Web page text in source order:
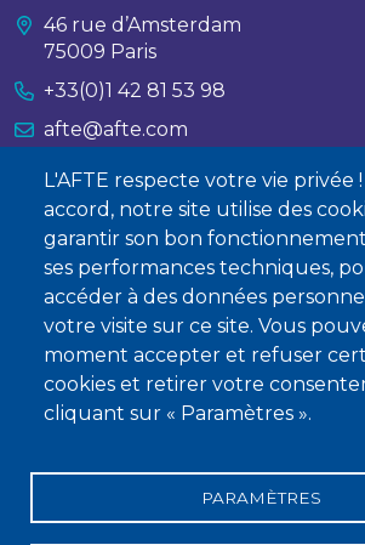
L'AFTE respecte votre vie privée
accord, notre site utilise des
garantir son bon
ses performances techniques,
accéder à des données
votre visite sur ce site. Vous
moment accepter et refuser
cookies et retirer votre
cliquant sur « Paramètres ».
PARAMÈTRES
46 rue d’Amsterdam
75009 Paris
+33(0)1 42 81 53 98
afte@afte.com
Nous contacter
À propos
Qui sommes-nous ?
Devenir membre
Mentions légales
Conditions